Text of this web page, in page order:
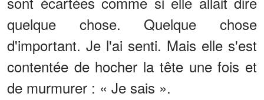
quelque chose. Quelque chose
d'important. Je l'ai senti. Mais elle s'est
contentée de hocher la tête une fois et
de murmurer : « Je sais ».